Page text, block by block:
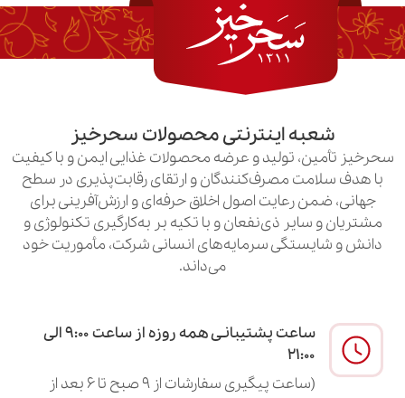
اینترنتی محصولات سحرخیز
تولید و عرضه محصولات غذایی ایمن و با کیفیت
مصرف‌کنندگان و ارتقای رقابت‌پذیری در سطح
رعایت اصول اخلاق حرفه‌ای و ارزش‌آفرینی برای
ذی‌نفعان و با تکیه بر به‌کارگیری تکنولوژی و
سرمایه‌های انسانی شرکت، مأموریت خود
ساعت پشتیبانـی همه روزه از ساعت ۹:۰۰ الی
۲۱:۰۰
(ساعت پیگیری سفارشات از ۹ صبح تا ۶ بعد از